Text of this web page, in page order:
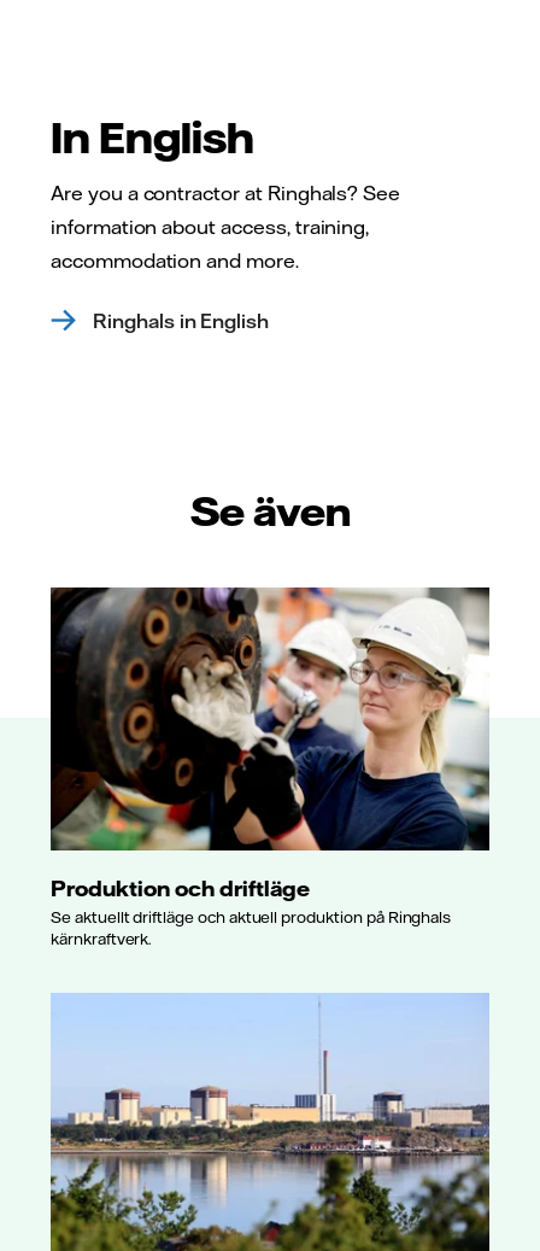
In English
Are you a contractor at Ringhals? See
information about access, training,
accommodation and more.
Ringhals in English
Se även
Produktion och driftläge
Se aktuellt driftläge och aktuell produktion på Ringhals
kärnkraftverk.